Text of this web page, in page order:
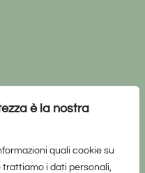
è la nostra
quali cookie su
trattiamo i dati personali,